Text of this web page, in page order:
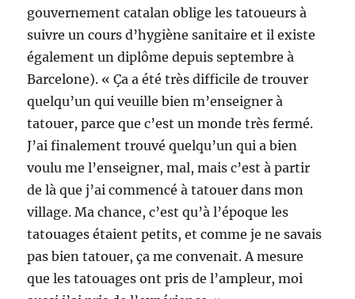
gouvernement catalan oblige les tatoueurs à
suivre un cours d’hygiène sanitaire et il existe
également un diplôme depuis septembre à
Barcelone). « Ça a été très difficile de trouver
quelqu’un qui veuille bien m’enseigner à
tatouer, parce que c’est un monde très fermé.
J’ai finalement trouvé quelqu’un qui a bien
voulu me l’enseigner, mal, mais c’est à partir
de là que j’ai commencé à tatouer dans mon
village. Ma chance, c’est qu’à l’époque les
tatouages étaient petits, et comme je ne savais
pas bien tatouer, ça me convenait. A mesure
que les tatouages ont pris de l’ampleur, moi